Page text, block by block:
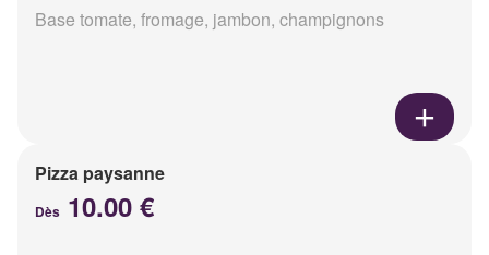
Base tomate, fromage, jambon, champignons
Pizza paysanne
Dès 10.00 €